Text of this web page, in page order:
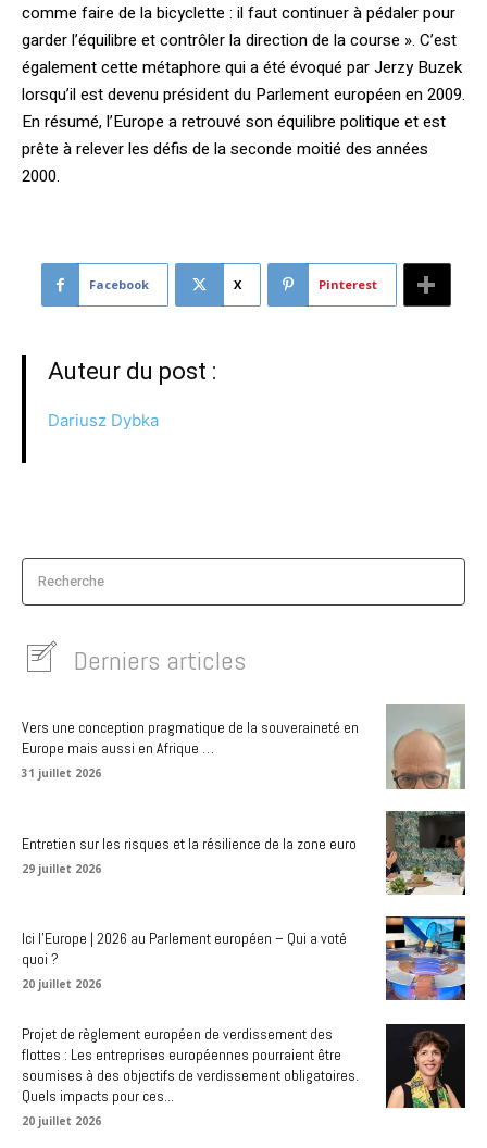
comme faire de la bicyclette : il faut continuer à pédaler pour
garder l’équilibre et contrôler la direction de la course ». C’est
également cette métaphore qui a été évoqué par Jerzy Buzek
lorsqu’il est devenu président du Parlement européen en 2009.
En résumé, l’Europe a retrouvé son équilibre politique et est
prête à relever les défis de la seconde moitié des années
2000.
Facebook X Pinterest
Auteur du post :
Dariusz Dybka
Recherche
Derniers articles
Vers une conception pragmatique de la souveraineté en
Europe mais aussi en Afrique …
31 juillet 2026
Entretien sur les risques et la résilience de la zone euro
29 juillet 2026
Ici l’Europe | 2026 au Parlement européen – Qui a voté
quoi ?
20 juillet 2026
Projet de règlement européen de verdissement des
flottes : Les entreprises européennes pourraient être
soumises à des objectifs de verdissement obligatoires.
Quels impacts pour ces...
20 juillet 2026